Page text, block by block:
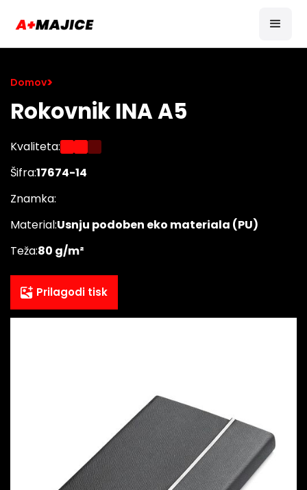
Domov>
Rokovnik INA A5
Kvaliteta:
Šifra:17674-14
Znamka:
Material:Usnju podoben eko materiala (PU)
Teža:80 g/m²
Prilagodi tisk